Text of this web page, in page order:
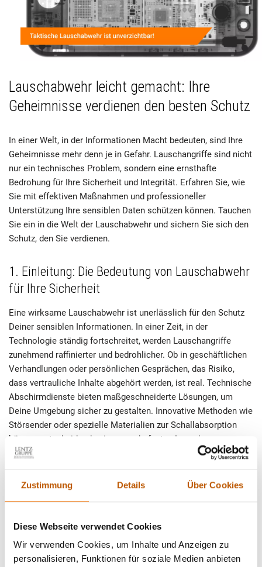
Zustimmung Details Über Cookies
Diese Webseite verwendet Cookies
Wir verwenden Cookies, um Inhalte und Anzeigen zu
personalisieren, Funktionen für soziale Medien anbieten
Lauschabwehr leicht gemacht: Ihre
Geheimnisse verdienen den besten Schutz
In einer Welt, in der Informationen Macht bedeuten, sind Ihre
Geheimnisse mehr denn je in Gefahr. Lauschangriffe sind nicht
nur ein technisches Problem, sondern eine ernsthafte
Bedrohung für Ihre Sicherheit und Integrität. Erfahren Sie, wie
Sie mit effektiven Maßnahmen und professioneller
Unterstützung Ihre sensiblen Daten schützen können. Tauchen
Sie ein in die Welt der Lauschabwehr und sichern Sie sich den
Schutz, den Sie verdienen.
1. Einleitung: Die Bedeutung von Lauschabwehr
für Ihre Sicherheit
Eine wirksame Lauschabwehr ist unerlässlich für den Schutz
Deiner sensiblen Informationen. In einer Zeit, in der
Technologie ständig fortschreitet, werden Lauschangriffe
zunehmend raffinierter und bedrohlicher. Ob in geschäftlichen
Verhandlungen oder persönlichen Gesprächen, das Risiko,
dass vertrauliche Inhalte abgehört werden, ist real. Technische
Abschirmdienste bieten maßgeschneiderte Lösungen, um
Deine Umgebung sicher zu gestalten. Innovative Methoden wie
Störsender oder spezielle Materialien zur Schallabsorption
können entscheidend sein, um unbefugtes Lauschen zu
verhindern. Die Zusammenarbeit mit erfahrenen Experten auf
diesem Gebiet ermöglicht eine fundierte Analyse Deiner
Sicherheitsbedürfnisse und die Implementierung effektiver
von Mitarbeitern sind wertvolle Schritte, um das Risiko von
aktiv und wehre potenzielle Bedrohungen ab, indem Du jetzt